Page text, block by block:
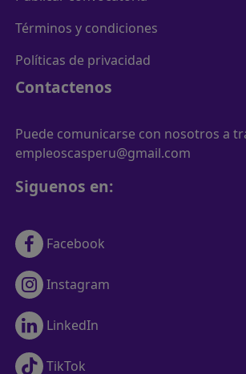
Términos y condiciones
Políticas de privacidad
Contactenos
Puede comunicarse con nosotros a
empleoscasperu@gmail.com
Siguenos en:
Facebook
Instagram
LinkedIn
TikTok